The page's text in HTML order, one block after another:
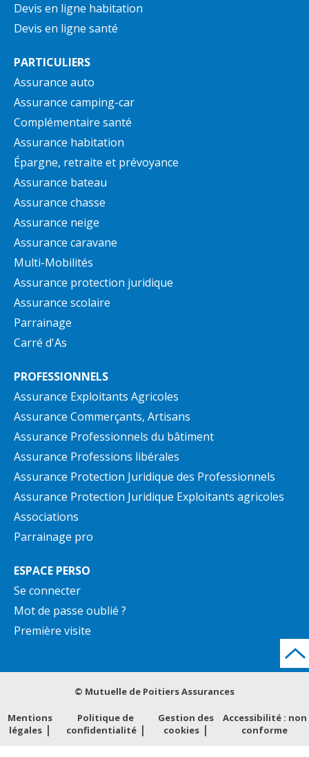
Devis en ligne habitation
Devis en ligne santé
PARTICULIERS
Assurance auto
Assurance camping-car
Complémentaire santé
Assurance habitation
Épargne, retraite et prévoyance
Assurance bateau
Assurance chasse
Assurance neige
Assurance caravane
Multi-Mobilités
Assurance protection juridique
Assurance scolaire
Parrainage
Carré d'As
PROFESSIONNELS
Assurance Exploitants Agricoles
Assurance Commerçants, Artisans
Assurance Professionnels du bâtiment
Assurance Professions libérales
Assurance Protection Juridique des Professionnels
Assurance Protection Juridique Exploitants agricoles
Associations
Parrainage pro
ESPACE PERSO
Se connecter
Mot de passe oublié ?
Première visite
© Mutuelle de Poitiers Assurances
Mentions
légales
Politique de
confidentialité
Gestion des
cookies
Accessibilité : non
conforme